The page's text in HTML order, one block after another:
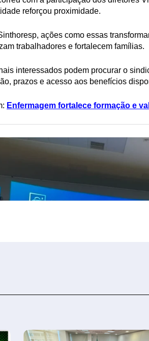
reforçou proximidade.
ações como essas
trabalhadores e fortalecem famílias.
interessados podem procurar o
prazos e acesso aos benefícios
Enfermagem fortalece formação e